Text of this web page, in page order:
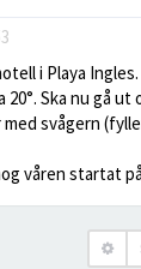
i Playa
20°. Ska nu gå
svågern
våren startat